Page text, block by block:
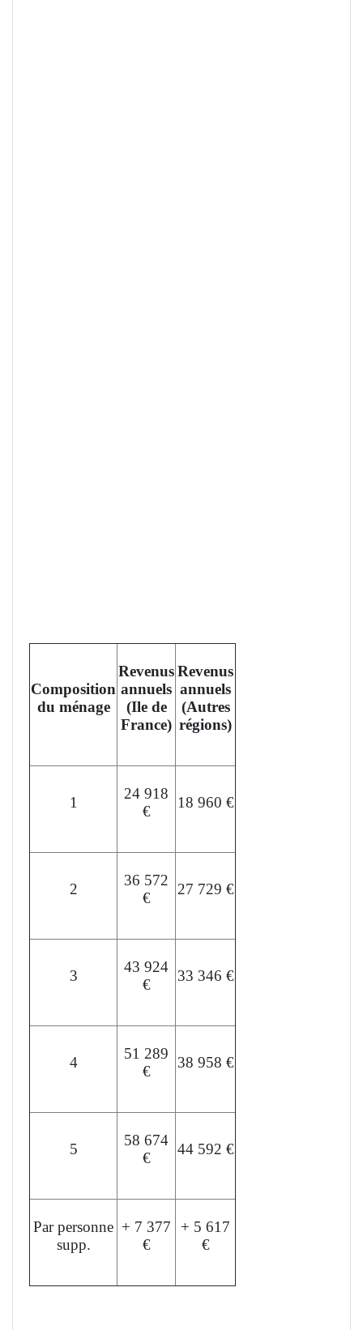
Composition
du ménage
Revenus
annuels
(Ile de
France)
Revenus
annuels
(Autres
régions)
1
24 918
€
18 960 €
2
36 572
€
27 729 €
3
43 924
€
33 346 €
4
51 289
€
38 958 €
5
58 674
€
44 592 €
Par personne
supp.
+ 7 377
€
+ 5 617
€